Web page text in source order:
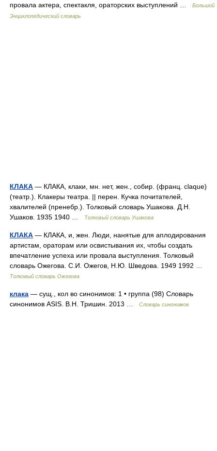
провала актера, спектакля, ораторских выступлений …
Большой
Энциклопедический словарь
КЛАКА — КЛАКА, клаки, мн. нет, жен., собир. (франц. claque)
(театр.). Клакеры театра. || перен. Кучка почитателей,
хвалителей (пренебр.). Толковый словарь Ушакова. Д.Н.
Ушаков. 1935 1940 …
Толковый словарь Ушакова
КЛАКА — КЛАКА, и, жен. Люди, нанятые для аплодирования
артистам, ораторам или освистывания их, чтобы создать
впечатление успеха или провала выступления. Толковый
словарь Ожегова. С.И. Ожегов, Н.Ю. Шведова. 1949 1992 …
Толковый словарь Ожегова
клака — сущ., кол во синонимов: 1 • группа (98) Словарь
синонимов ASIS. В.Н. Тришин. 2013 …
Словарь синонимов